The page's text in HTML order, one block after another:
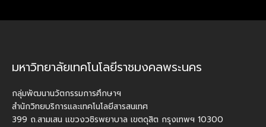
มหาวิทยาลัยเทคโนโลยีราชมงคลพระนคร
กลุ่มพัฒนานวัตกรรมการศึกษาฯ
สำนักวิทยบริการและเทคโนโลยีสารสนเทศ
399 ถ.สามเสน แขวงวชิรพยาบาล เขตดุสิต กรุงเทพฯ 10300